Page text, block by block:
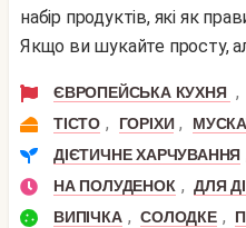
набір продуктів, які як
Якщо ви шукайте просту,
ЄВРОПЕЙСЬКА КУХНЯ ,
ТІСТО , ГОРІХИ ,
ДІЄТИЧНЕ ХАРЧУВАННЯ
НА ПОЛУДЕНОК , ДЛЯ
ВИПІЧКА , СОЛОДКЕ ,